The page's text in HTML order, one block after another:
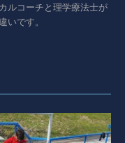
ルコーチと理学療法士が
です。